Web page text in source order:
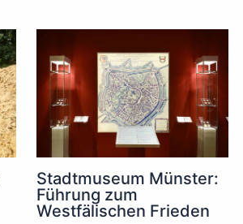
Stadtmuseum Münster:
Führung zum
Westfälischen Frieden